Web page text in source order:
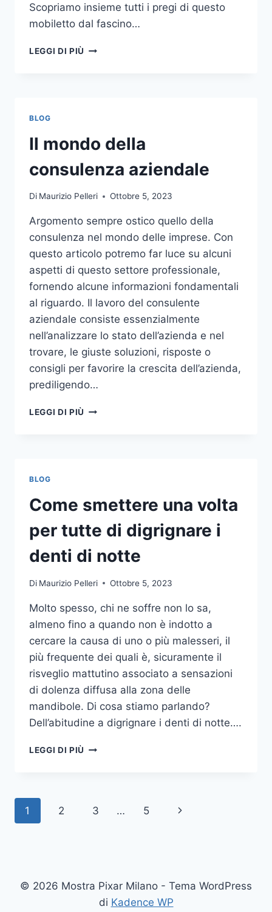
Scopriamo insieme tutti i pregi di questo
mobiletto dal fascino…
LEGGI DI PIÙ ETAGERE
PER
L’ARREDO
GIARDINO
BLOG
Il mondo della
consulenza aziendale
Di Maurizio Pelleri Ottobre 5, 2023
Argomento sempre ostico quello della
consulenza nel mondo delle imprese. Con
questo articolo potremo far luce su alcuni
aspetti di questo settore professionale,
fornendo alcune informazioni fondamentali
al riguardo. Il lavoro del consulente
aziendale consiste essenzialmente
nell’analizzare lo stato dell’azienda e nel
trovare, le giuste soluzioni, risposte o
consigli per favorire la crescita dell’azienda,
prediligendo…
LEGGI DI PIÙ IL
BLOG
Come smettere una volta
per tutte di digrignare i
denti di notte
Di Maurizio Pelleri Ottobre 5, 2023
Molto spesso, chi ne soffre non lo sa,
almeno fino a quando non è indotto a
cercare la causa di uno o più malesseri, il
più frequente dei quali è, sicuramente il
risveglio mattutino associato a sensazioni
di dolenza diffusa alla zona delle
mandibole. Di cosa stiamo parlando?
Dell’abitudine a digrignare i denti di notte….
LEGGI DI PIÙ COME
TUTTE
NOTTE
Navigazione
1 2 3 … 5
Pagina
© 2026 Mostra Pixar Milano - Tema WordPress
di Kadence WP